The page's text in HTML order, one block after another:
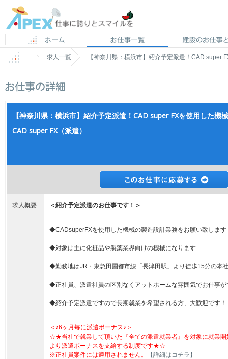
求人一覧 【神奈川県：横浜市】紹介予定派遣！CAD super
【神奈川県：横浜市】紹介予定派遣！CAD super FXを使用した機
CAD super FX（派遣）
求人概要 ＜紹介予定派遣のお仕事です！＞
◆CADsuperFXを使用した機械の製造設計業務をお願い致します
◆対象は主に化粧品や製薬業界向けの機械になります
◆勤務地はJR・東急田園都市線「長津田駅」より徒歩15分の本
◆正社員、派遣社員の区別なくアットホームな雰囲気でお仕事
◆紹介予定派遣ですので長期就業を希望される方、大歓迎です！
＜♪6ヶ月毎に派遣ボーナス♪＞
☆★当社で就業して頂いた『全ての派遣就業者』を対象に就業開
より派遣ボーナスを支給する制度です★☆
※正社員案件には適用されません。
【詳細はコチラ】